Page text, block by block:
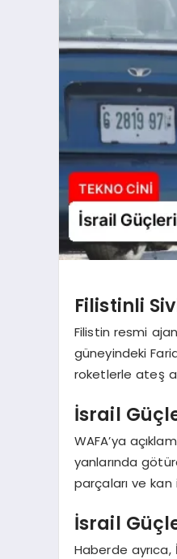
Filistinli
Filistin resmi
güneyindeki
roketlerle ateş
İsrail
WAFA’ya
yanlarında
parçaları ve kan
İsrail
Haberde ayrıca,